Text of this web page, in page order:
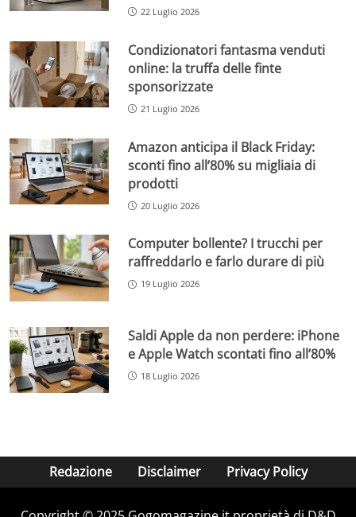
22 Luglio 2026
Condizionatori fantasma venduti
online: la truffa delle finte
sponsorizzate
21 Luglio 2026
Amazon anticipa il Black Friday:
sconti fino all’80% su migliaia di
prodotti
20 Luglio 2026
Computer bollente? I trucchi per
raffreddarlo e farlo durare di più
19 Luglio 2026
Saldi Apple da non perdere: iPhone
e Apple Watch scontati fino all’80%
18 Luglio 2026
Redazione Disclaimer Privacy Policy